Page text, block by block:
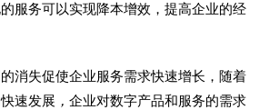
服务可以实现降本增效，提高企业的经
消失促使企业服务需求快速增长，随着
速发展 ，企业对数字产品和服务的需求